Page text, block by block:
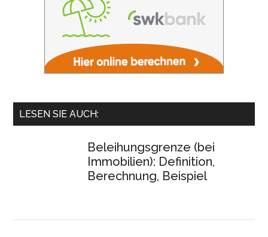
LESEN SIE AUCH:
Beleihungsgrenze (bei
Immobilien): Definition,
Berechnung, Beispiel